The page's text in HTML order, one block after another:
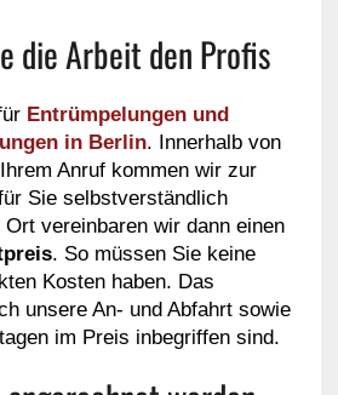
die Arbeit den Profis
Entrümpelungen und
in Berlin. Innerhalb von
Anruf kommen wir zur
Sie selbstverständlich
vereinbaren wir dann einen
. So müssen Sie keine
Kosten haben. Das
unsere An- und Abfahrt sowie
im Preis inbegriffen sind.